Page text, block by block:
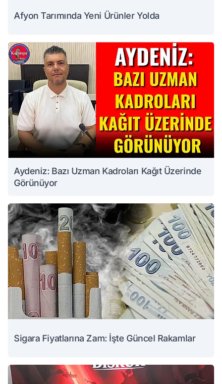
Afyon Tarımında Yeni Ürünler Yolda
Aydeniz: Bazı Uzman Kadroları Kağıt Üzerinde
Görünüyor
Sigara Fiyatlarına Zam: İşte Güncel Rakamlar